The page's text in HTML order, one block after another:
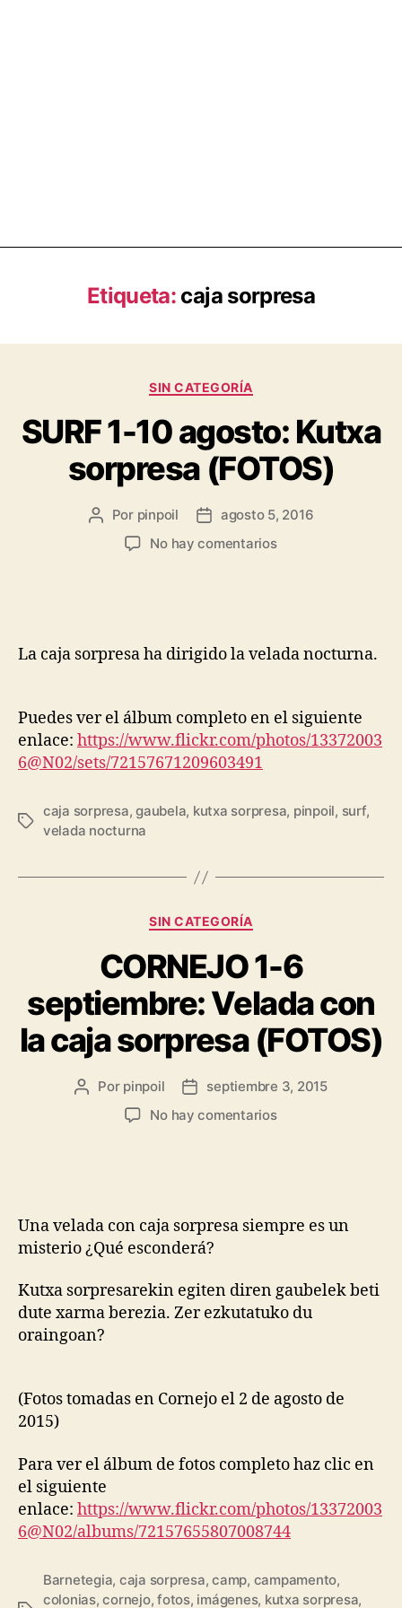
Etiqueta: caja sorpresa
SIN CATEGORÍA
SURF 1-10 agosto: Kutxa
sorpresa (FOTOS)
Por pinpoil
agosto 5, 2016
No hay comentarios
La caja sorpresa ha dirigido la velada nocturna.
Puedes ver el álbum completo en el siguiente
enlace: https://www.flickr.com/photos/13372003
6@N02/sets/72157671209603491
caja sorpresa,gaubela, kutxa sorpresa, pinpoil, surf,
velada nocturna
SIN CATEGORÍA
CORNEJO 1-6
septiembre: Velada con
la caja sorpresa (FOTOS)
Por pinpoil
septiembre 3, 2015
No hay comentarios
Una velada con caja sorpresa siempre es un
misterio ¿Qué esconderá?
Kutxa sorpresarekin egiten diren gaubelek beti
dute xarma berezia. Zer ezkutatuko du
oraingoan?
(Fotos tomadas en Cornejo el 2 de agosto de
2015)
Para ver el álbum de fotos completo haz clic en
el siguiente
enlace: https://www.flickr.com/photos/13372003
6@N02/albums/72157655807008744
Barnetegia, caja sorpresa,camp, campamento,
colonias,cornejo,fotos, imágenes, kutxa sorpresa,